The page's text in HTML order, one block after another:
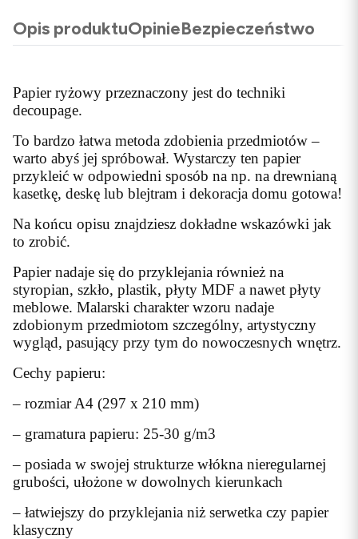
Opis produktuOpinieBezpieczeństwo
Papier ryżowy przeznaczony jest do techniki
decoupage.
To bardzo łatwa metoda zdobienia przedmiotów –
warto abyś jej spróbował. Wystarczy ten papier
przykleić w odpowiedni sposób na np. na drewnianą
kasetkę, deskę lub blejtram i dekoracja domu gotowa!
Na końcu opisu znajdziesz dokładne wskazówki jak
to zrobić.
Papier nadaje się do przyklejania również na
styropian, szkło, plastik, płyty MDF a nawet płyty
meblowe. Malarski charakter wzoru nadaje
zdobionym przedmiotom szczególny, artystyczny
wygląd, pasujący przy tym do nowoczesnych wnętrz.
Cechy papieru:
– rozmiar A4 (297 x 210 mm)
– gramatura papieru: 25-30 g/m3
– posiada w swojej strukturze włókna nieregularnej
grubości, ułożone w dowolnych kierunkach
– łatwiejszy do przyklejania niż serwetka czy papier
klasyczny